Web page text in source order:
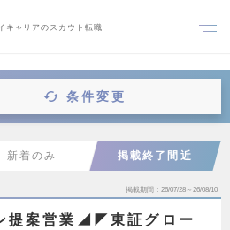
キャリアのスカウト転職
条件変更
新着のみ 掲載終了間近
掲載期間 26/07/28～26/08/10
提案営業◢◤東証グロー